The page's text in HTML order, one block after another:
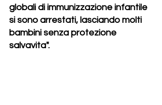
globali di immunizzazione infantile
si sono arrestati, lasciando molti
bambini senza protezione
salvavita".